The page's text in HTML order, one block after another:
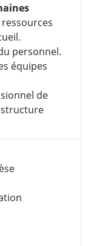
personnel.
équipes
de